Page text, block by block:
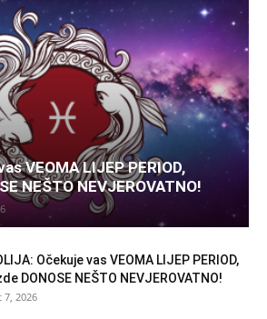
VEOMA LIJEP PERIOD,
NEŠTO NEVJEROVATNO!
Očekuje vas VEOMA LIJEP PERIOD,
DONOSE NEŠTO NEVJEROVATNO!
7, 2026